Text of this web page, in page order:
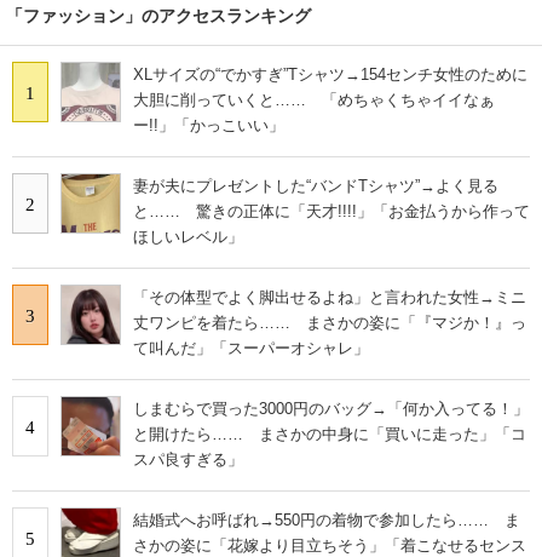
「ファッション」のアクセスランキング
1
XLサイズの“でかすぎ”Tシャツ→154センチ女性のために
大胆に削っていくと…… 「めちゃくちゃイイなぁ
ー!!」「かっこいい」
2
妻が夫にプレゼントした“バンドTシャツ”→よく見る
と…… 驚きの正体に「天才!!!!」「お金払うから作って
ほしいレベル」
3
「その体型でよく脚出せるよね」と言われた女性→ミニ
丈ワンピを着たら…… まさかの姿に「『マジか！』っ
て叫んだ」「スーパーオシャレ」
4
しまむらで買った3000円のバッグ→「何か入ってる！」
と開けたら…… まさかの中身に「買いに走った」「コ
スパ良すぎる」
5
結婚式へお呼ばれ→550円の着物で参加したら…… ま
さかの姿に「花嫁より目立ちそう」「着こなせるセンス